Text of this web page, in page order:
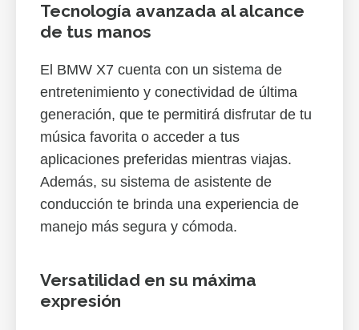
Tecnología avanzada al alcance
de tus manos
El BMW X7 cuenta con un sistema de
entretenimiento y conectividad de última
generación, que te permitirá disfrutar de tu
música favorita o acceder a tus
aplicaciones preferidas mientras viajas.
Además, su sistema de asistente de
conducción te brinda una experiencia de
manejo más segura y cómoda.
Versatilidad en su máxima
expresión